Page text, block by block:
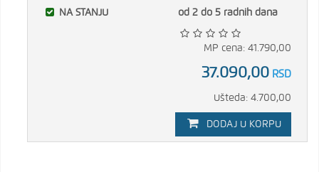
NA STANJU od 2 do 5 radnih dana
MP cena: 41.790,00
37.090,00 RSD
Ušteda: 4.700,00
DODAJ U KORPU